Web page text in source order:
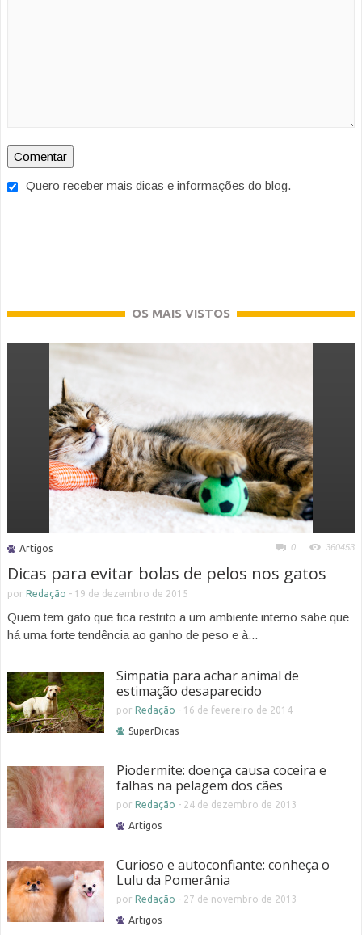
Quero receber mais dicas e informações do blog.
OS MAIS VISTOS
Artigos 0 360453
Dicas para evitar bolas de pelos nos gatos
por Redação - 19 de dezembro de 2015
Quem tem gato que fica restrito a um ambiente interno sabe que
há uma forte tendência ao ganho de peso e à...
Simpatia para achar animal de
estimação desaparecido
por Redação - 16 de fevereiro de 2014
SuperDicas
Piodermite: doença causa coceira e
falhas na pelagem dos cães
por Redação - 24 de dezembro de 2013
Artigos
Curioso e autoconfiante: conheça o
Lulu da Pomerânia
por Redação - 27 de novembro de 2013
Artigos